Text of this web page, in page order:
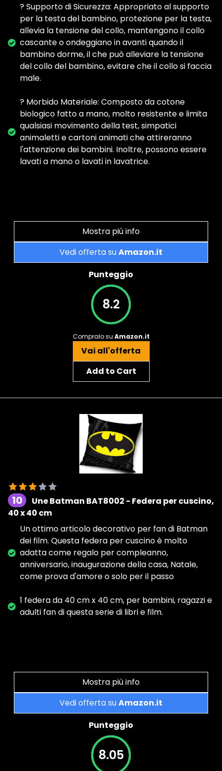
? Supporto di Sicurezza: Appropriato al supporto
per la testa del bambino, protezione per la testa,
allevia la tensione del collo, mantengono il collo
cascante o ondeggiano in avanti quando il
bambino dorme, il che può alleviare la tensione
del collo del bambino, evitare che il collo si faccia
male.
? Morbido Materiale: Composto da cotone
biologico fatto a mano, molto resistente e limita
qualsiasi movimento della test, simpatici
animaletti e cartoni animati che attireranno
l'attenzione dei bambini. Inoltre, possono essere
lavati a mano o lavati in lavatrice.
Mostra più info
Vedi offerta suAmazon.it
Punteggio
8.2
Compralo su Amazon.it
Vai all'offerta
Add to Cart
10
Une Batman BAT8002 - Federa per cuscino,
40 x 40 cm
Un ottimo articolo decorativo per fan di Batman
dei film. Questa federa per cuscino è molto
adatta come regalo per compleanno,
anniversario, inaugurazione della casa, Natale,
come prova d'amore o solo per il passo
1 federa da 40 cm x 40 cm, per bambini, ragazzi e
adulti fan di questa serie di libri e film.
Mostra più info
Vedi offerta suAmazon.it
Punteggio
8.05